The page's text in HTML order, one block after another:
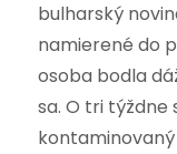
bulharský
namierené do
osoba bodla
sa. O tri týždne